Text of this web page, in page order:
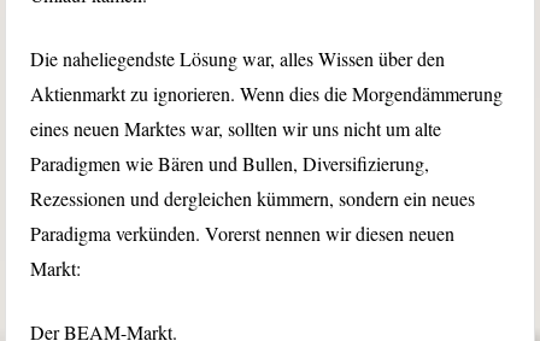
Die naheliegendste Lösung war, alles Wissen über den
Aktienmarkt zu ignorieren. Wenn dies die Morgendämmerung
eines neuen Marktes war, sollten wir uns nicht um alte
Paradigmen wie Bären und Bullen, Diversifizierung,
Rezessionen und dergleichen kümmern, sondern ein neues
Paradigma verkünden. Vorerst nennen wir diesen neuen
Markt:
Der BEAM-Markt.